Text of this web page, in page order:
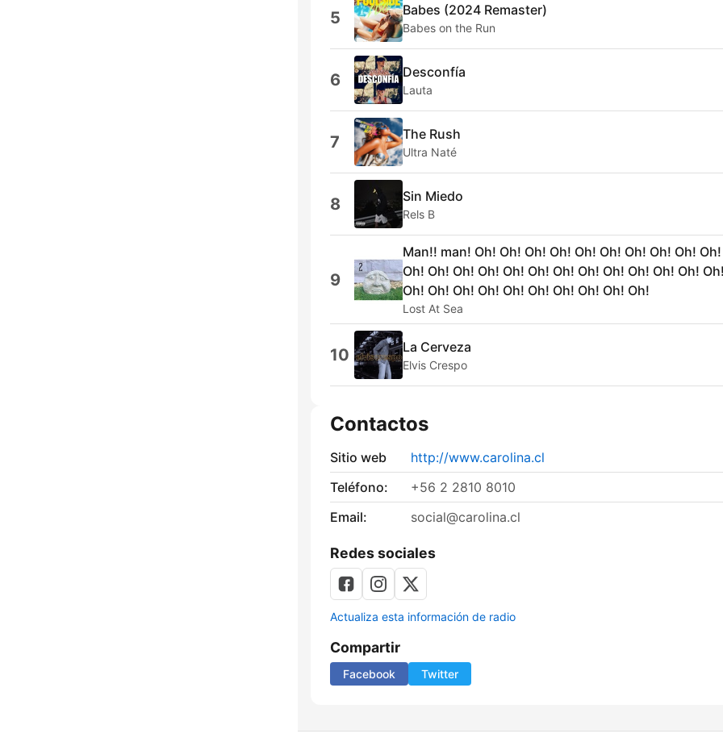
5 Babes (2024 Remaster)
Babes on the Run
6 Desconfía
Lauta
7 The Rush
Ultra Naté
8 Sin Miedo
Rels B
9
Man!! man! Oh! Oh! Oh! Oh! Oh! Oh! Oh! Oh! Oh!
Oh! Oh! Oh! Oh! Oh! Oh! Oh! Oh! Oh! Oh! Oh! Oh!
Oh! Oh! Oh! Oh! Oh! Oh! Oh! Oh! Oh! Oh!
Lost At Sea
10 La Cerveza
Elvis Crespo
Contactos
Sitio web
http://www.carolina.cl
Teléfono:
+56 2 2810 8010
Email:
social@carolina.cl
Redes sociales
Actualiza esta información de radio
Compartir
Facebook Twitter